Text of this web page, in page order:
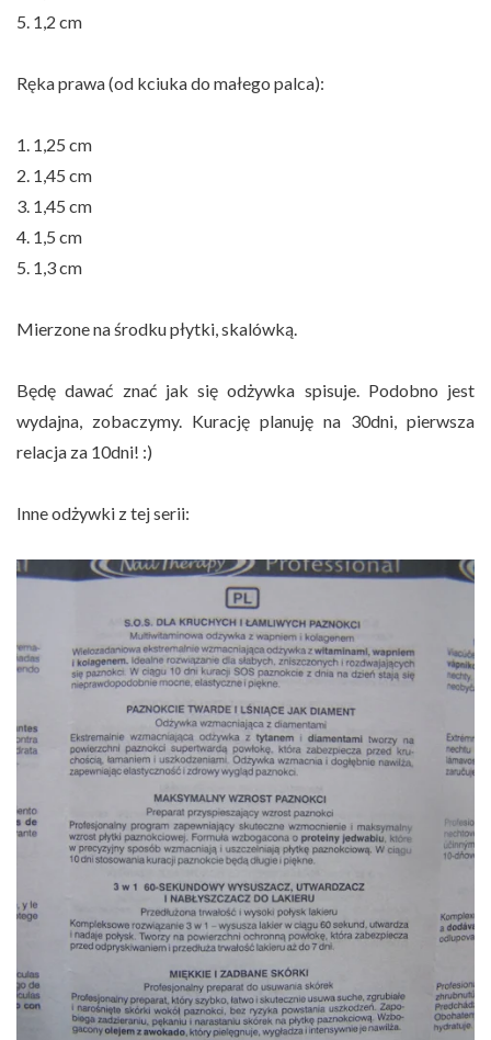
5. 1,2 cm
Ręka prawa (od kciuka do małego palca):
1. 1,25 cm
2. 1,45 cm
3. 1,45 cm
4. 1,5 cm
5. 1,3 cm
Mierzone na środku płytki, skalówką.
Będę dawać znać jak się odżywka spisuje. Podobno jest
wydajna, zobaczymy. Kurację planuję na 30dni, pierwsza
relacja za 10dni! :)
Inne odżywki z tej serii: